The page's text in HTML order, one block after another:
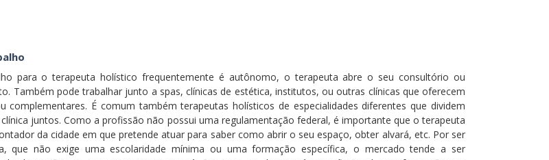
para o terapeuta holístico frequentemente é autônomo, o terapeuta abre o seu consultório ou
Também pode trabalhar junto a spas, clínicas de estética, institutos, ou outras clínicas que oferecem
complementares. É comum também terapeutas holísticos de especialidades diferentes que dividem
juntos. Como a profissão não possui uma regulamentação federal, é importante que o terapeuta
da cidade em que pretende atuar para saber como abrir o seu espaço, obter alvará, etc. Por ser
que não exige uma escolaridade mínima ou uma formação específica, o mercado tende a ser